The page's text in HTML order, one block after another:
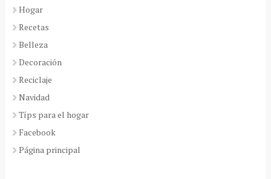
Hogar
Recetas
Belleza
Decoración
Reciclaje
Navidad
Típs para el hogar
Facebook
Página principal